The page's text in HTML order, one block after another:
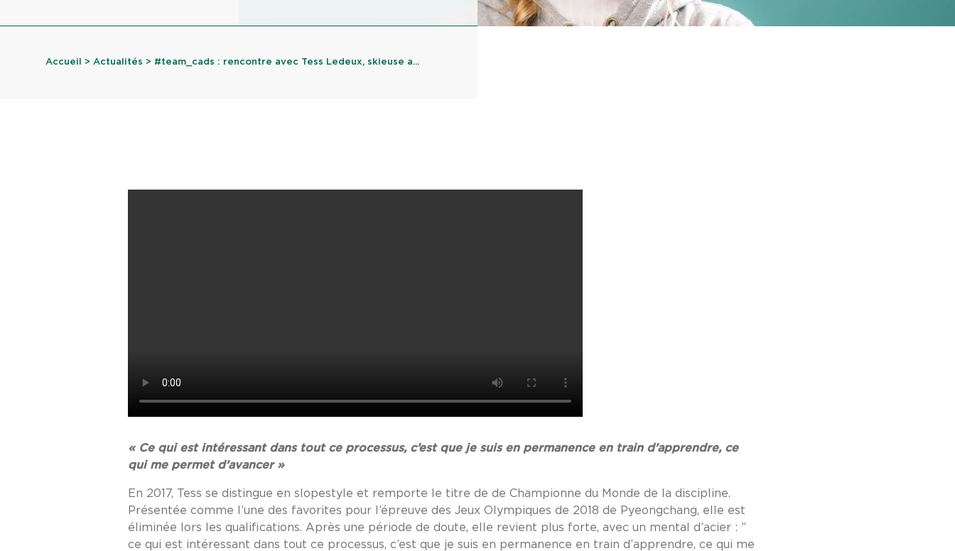
Accueil > Actualités > #team_cads : rencontre avec Tess Ledeux, skieuse a...
« Ce qui est intéressant dans tout ce processus, c’est que je suis en permanence en train d’apprendre, ce
qui me permet d’avancer »
En 2017, Tess se distingue en slopestyle et remporte le titre de de Championne du Monde de la discipline.
Présentée comme l’une des favorites pour l’épreuve des Jeux Olympiques de 2018 de Pyeongchang, elle est
éliminée lors les qualifications. Après une période de doute, elle revient plus forte, avec un mental d’acier : ”
ce qui est intéressant dans tout ce processus, c’est que je suis en permanence en train d’apprendre, ce qui me